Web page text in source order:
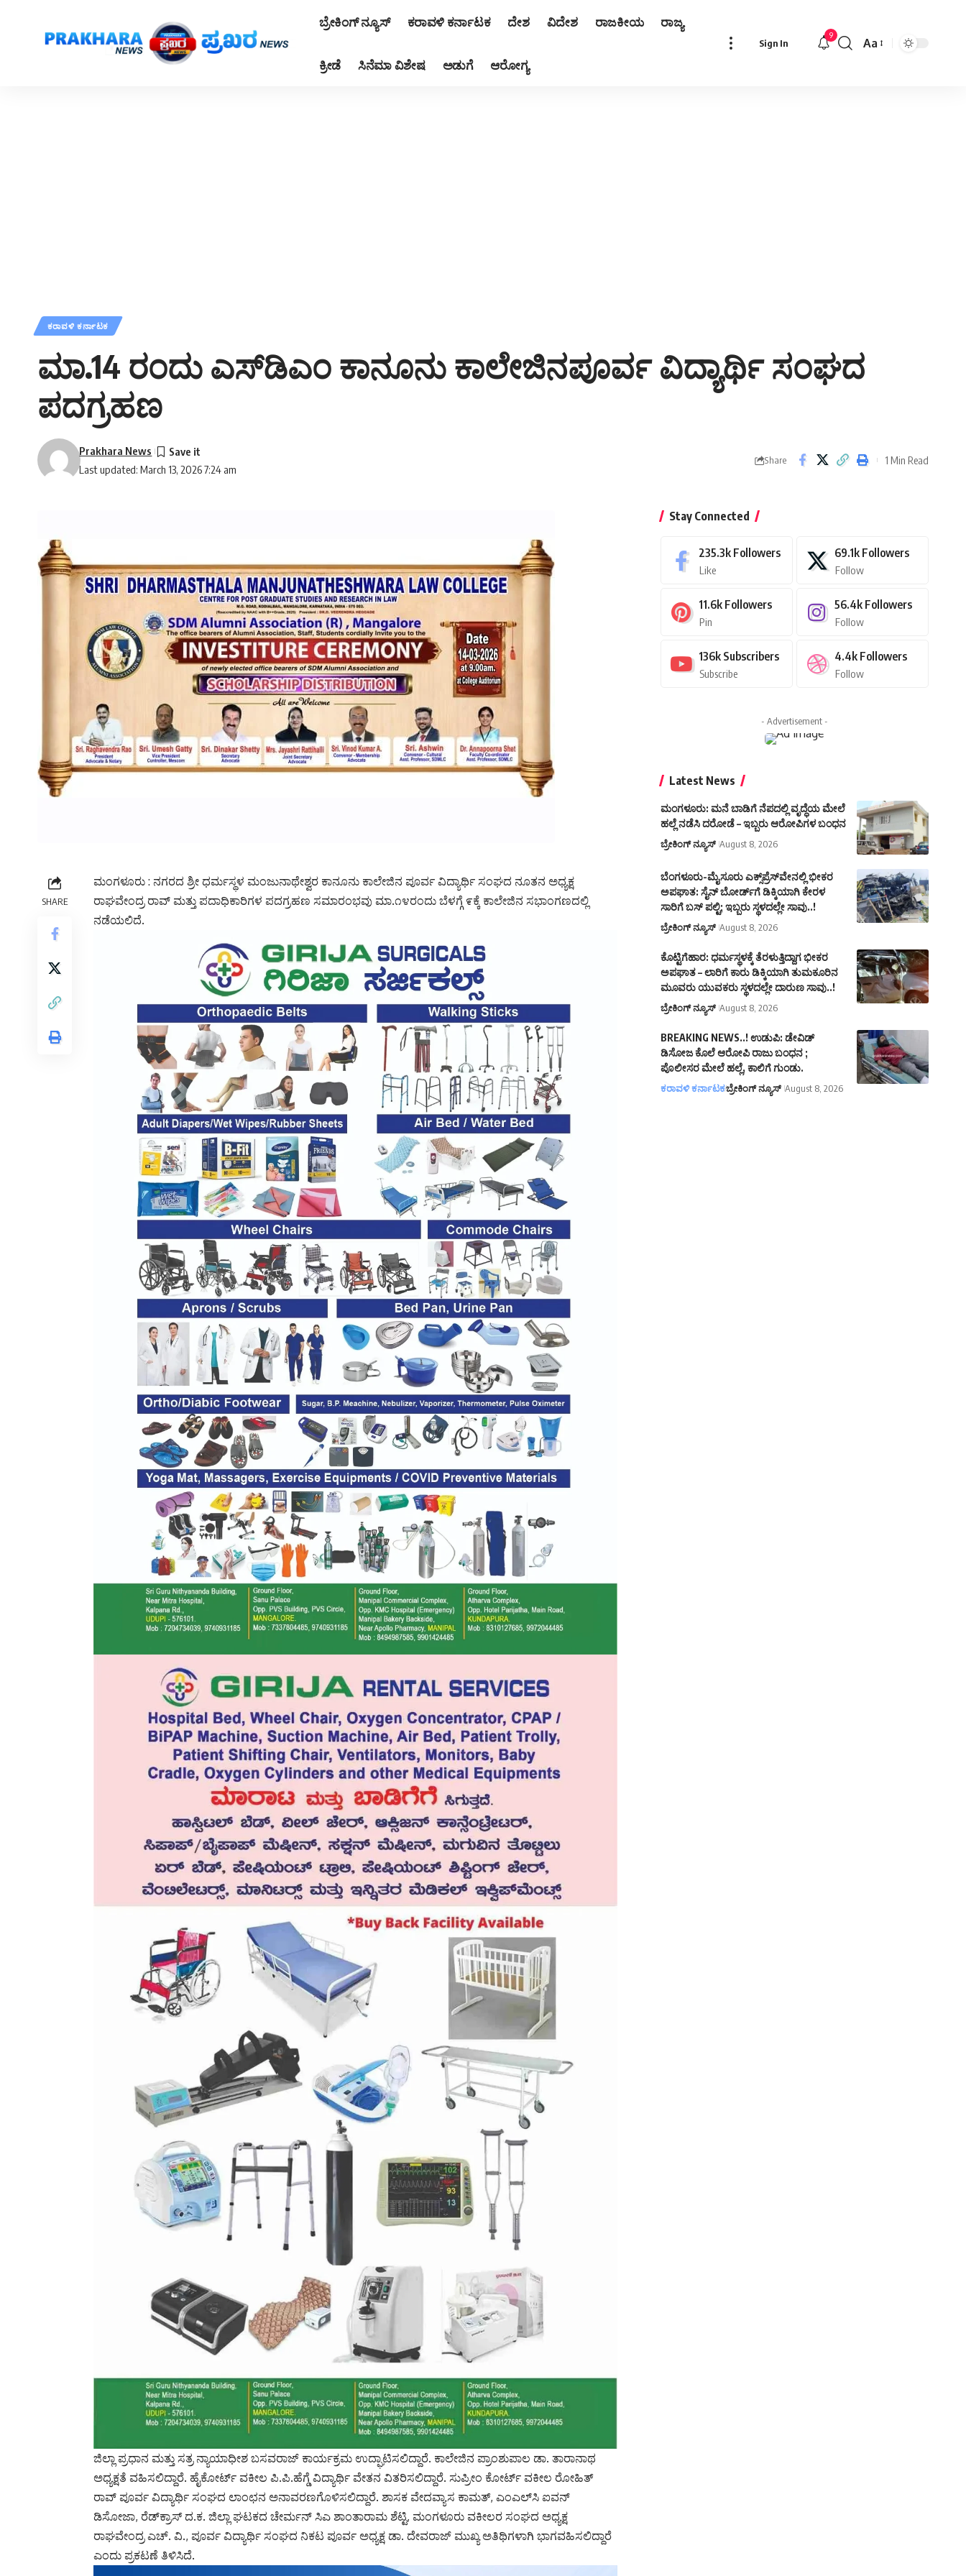
ಬ್ರೇಕಿಂಗ್ ನ್ಯೂಸ್ ಕರಾವಳಿ ಕರ್ನಾಟಕ ದೇಶ ವಿದೇಶ ರಾಜಕೀಯ ರಾಜ್ಯ
ಕ್ರೀಡೆ ಸಿನೆಮಾ ವಿಶೇಷ ಅಡುಗೆ ಆರೋಗ್ಯ
Sign In
9
Font
Aa
ಕರಾವಳಿ ಕರ್ನಾಟಕ
ಮಾ.14 ರಂದು ಎಸ್‌ಡಿಎಂ ಕಾನೂನು ಕಾಲೇಜಿನಪೂರ್ವ ವಿದ್ಯಾರ್ಥಿ ಸಂಘದ
ಪದಗ್ರಹಣ
Last updated: March 13, 2026 7:24 am
Prakhara News
Share 1 Min Read
SHARE
ಮಂಗಳೂರು : ನಗರದ ಶ್ರೀ ಧರ್ಮಸ್ಥಳ ಮಂಜುನಾಥೇಶ್ವರ ಕಾನೂನು ಕಾಲೇಜಿನ ಪೂರ್ವ ವಿದ್ಯಾರ್ಥಿ ಸಂಘದ ನೂತನ ಅಧ್ಯಕ್ಷ
ರಾಘವೇಂದ್ರ ರಾವ್ ಮತ್ತು ಪದಾಧಿಕಾರಿಗಳ ಪದಗ್ರಹಣ ಸಮಾರಂಭವು ಮಾ.೧೪ರಂದು ಬೆಳಗ್ಗೆ ೯ಕ್ಕೆ ಕಾಲೇಜಿನ ಸಭಾಂಗಣದಲ್ಲಿ
ನಡೆಯಲಿದೆ.
ಜಿಲ್ಲಾ ಪ್ರಧಾನ ಮತ್ತು ಸತ್ರ ನ್ಯಾಯಾಧೀಶ ಬಸವರಾಜ್ ಕಾರ್ಯಕ್ರಮ ಉದ್ಘಾಟಿಸಲಿದ್ದಾರೆ. ಕಾಲೇಜಿನ ಪ್ರಾಂಶುಪಾಲ ಡಾ. ತಾರಾನಾಥ
ಅಧ್ಯಕ್ಷತೆ ವಹಿಸಲಿದ್ದಾರೆ. ಹೈಕೋರ್ಟ್ ವಕೀಲ ಪಿ.ಪಿ.ಹೆಗ್ಡೆ ವಿದ್ಯಾರ್ಥಿ ವೇತನ ವಿತರಿಸಲಿದ್ದಾರೆ. ಸುಪ್ರೀಂ ಕೋರ್ಟ್ ವಕೀಲ ರೋಹಿತ್
ರಾವ್ ಪೂರ್ವ ವಿದ್ಯಾರ್ಥಿ ಸಂಘದ ಲಾಂಛನ ಅನಾವರಣಗೊಳಿಸಲಿದ್ದಾರೆ. ಶಾಸಕ ವೇದವ್ಯಾಸ ಕಾಮತ್, ಎಂಎಲ್‌ಸಿ ಐವನ್
ಡಿಸೋಜಾ, ರೆಡ್‌ಕ್ರಾಸ್ ದ.ಕ. ಜಿಲ್ಲಾ ಘಟಕದ ಚೇರ್ಮನ್ ಸಿಎ ಶಾಂತಾರಾಮ ಶೆಟ್ಟಿ, ಮಂಗಳೂರು ವಕೀಲರ ಸಂಘದ ಅಧ್ಯಕ್ಷ
ರಾಘವೇಂದ್ರ ಎಚ್. ವಿ., ಪೂರ್ವ ವಿದ್ಯಾರ್ಥಿ ಸಂಘದ ನಿಕಟ ಪೂರ್ವ ಅಧ್ಯಕ್ಷ ಡಾ. ದೇವರಾಜ್ ಮುಖ್ಯ ಅತಿಥಿಗಳಾಗಿ ಭಾಗವಹಿಸಲಿದ್ದಾರೆ
ಎಂದು ಪ್ರಕಟಣೆ ತಿಳಿಸಿದೆ.
Stay Connected
235.3k Followers
Like
69.1k Followers
Follow
11.6k Followers
Pin
56.4k Followers
Follow
136k Subscribers
Subscribe
4.4k Followers
Follow
- Advertisement -
Latest News
ಮಂಗಳೂರು: ಮನೆ ಬಾಡಿಗೆ ನೆಪದಲ್ಲಿ ವೃದ್ಧೆಯ ಮೇಲೆ
ಹಲ್ಲೆ ನಡೆಸಿ ದರೋಡೆ – ಇಬ್ಬರು ಆರೋಪಿಗಳ ಬಂಧನ
ಬ್ರೇಕಿಂಗ್ ನ್ಯೂಸ್ August 8, 2026
ಬೆಂಗಳೂರು-ಮೈಸೂರು ಎಕ್ಸ್‌ಪ್ರೆಸ್‌ವೇನಲ್ಲಿ ಭೀಕರ
ಅಪಘಾತ: ಸೈನ್ ಬೋರ್ಡ್‌ಗೆ ಡಿಕ್ಕಿಯಾಗಿ ಕೇರಳ
ಸಾರಿಗೆ ಬಸ್ ಪಲ್ಟಿ; ಇಬ್ಬರು ಸ್ಥಳದಲ್ಲೇ ಸಾವು..!
ಬ್ರೇಕಿಂಗ್ ನ್ಯೂಸ್ August 8, 2026
ಕೊಟ್ಟಿಗೆಹಾರ: ಧರ್ಮಸ್ಥಳಕ್ಕೆ ತೆರಳುತ್ತಿದ್ದಾಗ ಭೀಕರ
ಅಪಘಾತ – ಲಾರಿಗೆ ಕಾರು ಡಿಕ್ಕಿಯಾಗಿ ತುಮಕೂರಿನ
ಮೂವರು ಯುವಕರು ಸ್ಥಳದಲ್ಲೇ ದಾರುಣ ಸಾವು..!
ಬ್ರೇಕಿಂಗ್ ನ್ಯೂಸ್ August 8, 2026
BREAKING NEWS..! ಉಡುಪಿ: ಡೇವಿಡ್
ಡಿಸೋಜ ಕೊಲೆ ಆರೋಪಿ ರಾಜು ಬಂಧನ ;
ಪೊಲೀಸರ ಮೇಲೆ ಹಲ್ಲೆ, ಕಾಲಿಗೆ ಗುಂಡು.
ಕರಾವಳಿ ಕರ್ನಾಟಕಬ್ರೇಕಿಂಗ್ ನ್ಯೂಸ್ August 8, 2026